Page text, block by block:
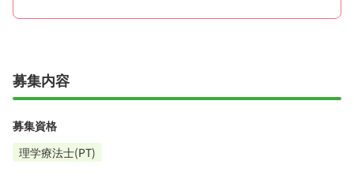
募集内容
募集資格
理学療法士(PT)